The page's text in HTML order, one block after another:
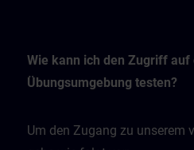
Wie kann ich den Zugriff auf
Übungsumgebung testen?
Um den Zugang zu unserem